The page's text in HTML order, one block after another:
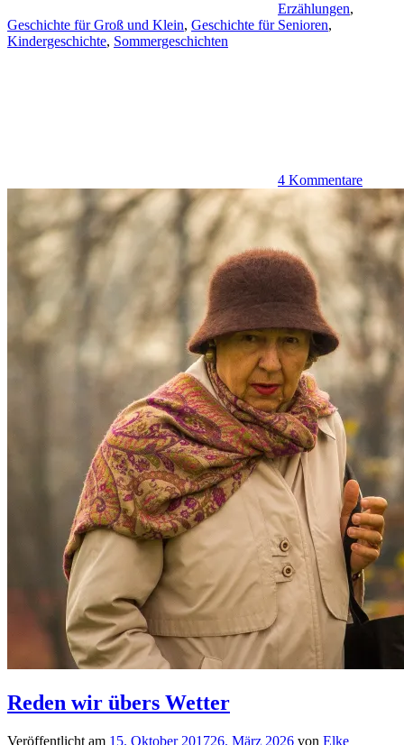
Erzählungen,
Geschichte für Groß und Klein, Geschichte für Senioren,
Kindergeschichte, Sommergeschichten
4 Kommentare
Reden wir übers Wetter
Veröffentlicht am 15. Oktober 201726. März 2026 von Elke